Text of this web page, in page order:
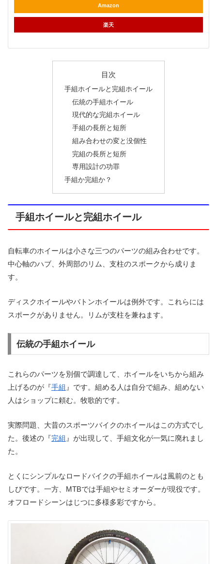
Amazon
楽天
目次
手組ホイールと完組ホイール
伝統の手組ホイール
現代的な完組ホイール
手組の長所と短所
組み合わせの変と没個性
完組の長所と短所
専用設計の功罪
手組か完組か？
手組ホイールと完組ホイール
自転車のホイールは小さな三つのパーツの組み合わせです。
中心軸のハブ、外周部のリム、支柱のスポークから成りま
す。
ディスクホイールやバトンホイールは例外です。これらには
スポークがありません。リムが支柱を兼ねます。
伝統の手組ホイール
これらのパーツを別個で調達して、ホイールをいちから組み
上げるのが『手組 』です。組める人は自分で組み、組めない
人はショップに頼む。牧歌的です。
実際問題、大昔のスポーツバイクのホイールはこの方式でし
た。後述の『完組 』が出現して、手組文化が一気に廃れまし
た。
とくにシンプルなロードバイクの手組ホイールは風前のとも
しびです。一方、MTBでは手組やセミオーダーが現役です。
オフロードシーンはじつに多様多彩ですから。